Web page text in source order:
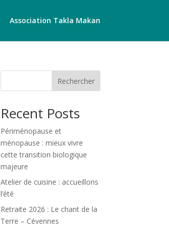
Association Takla Makan
Rechercher
Recent Posts
Périménopause et
ménopause : mieux vivre
cette transition biologique
majeure
Atelier de cuisine : accueillons
l’été
Retraite 2026 : Le chant de la
Terre – Cévennes